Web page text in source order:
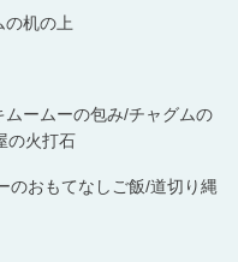
机の上
ームーの包み/チャグムの
の火打石
のおもてなしご飯/道切り縄